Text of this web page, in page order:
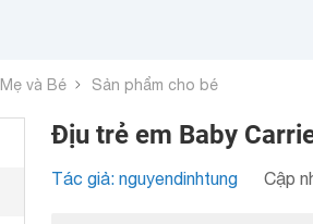
Mẹ và Bé Sản phẩm cho bé
Địu trẻ em Baby
Tác giả: nguyendinhtung Cập